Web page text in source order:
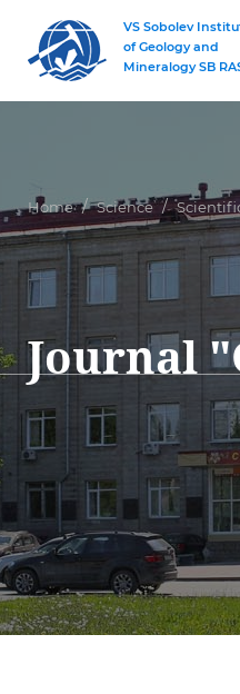
VS Sobolev
of Geology and
Mineralogy SB
Home Science
Journal